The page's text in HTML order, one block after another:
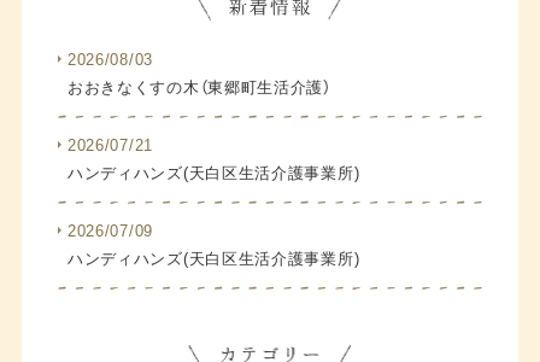
2026/08/03
おおきなくすの木（東郷町生活介護）
2026/07/21
ハンディハンズ(天白区生活介護事業所)
2026/07/09
ハンディハンズ(天白区生活介護事業所)